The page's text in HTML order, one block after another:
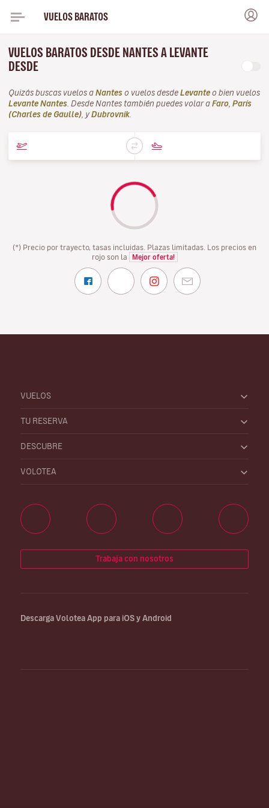
VUELOS BARATOS
VUELOS BARATOS DESDE NANTES A LEVANTE
DESDE
Quizás buscas vuelos a Nantes o vuelos desde Levante o bien vuelos
Levante Nantes . Desde Nantes también puedes volar a Faro París
(Charles de Gaulle) , y Dubrovnik
(*) Precio por trayecto, tasas incluidas. Plazas limitadas. Los precios en
rojo son la
Mejor oferta!
VUELOS
TU RESERVA
DESCUBRE
VOLOTEA
Trabaja con nosotros
Descarga Volotea App para iOS y Android